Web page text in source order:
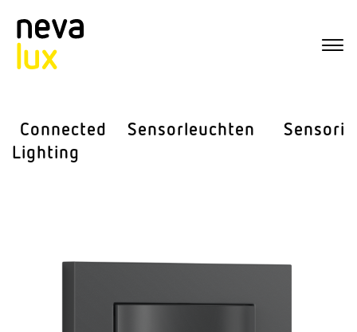
Connected
Lighting
Sensor­leuchten Sensorik